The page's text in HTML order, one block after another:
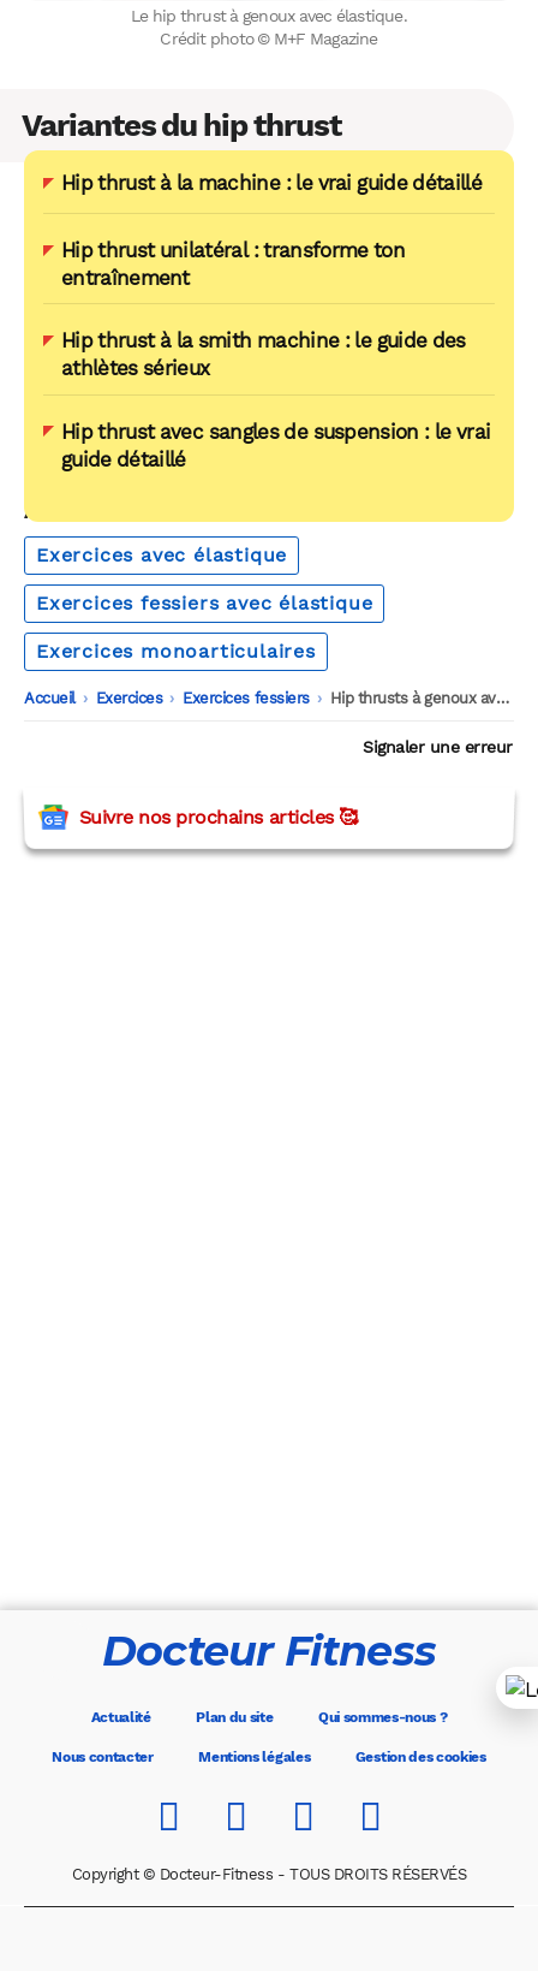
Le hip thrust à genoux avec élastique.
Crédit photo © M+F Magazine
Variantes du hip thrust
Hip thrust à la machine : le vrai guide détaillé
Hip thrust unilatéral : transforme ton
entraînement
Hip thrust à la smith machine : le guide des
athlètes sérieux
Hip thrust avec sangles de suspension : le vrai
guide détaillé
AUTOUR DU MÊME THÈME
Exercices avec élastique
Exercices fessiers avec élastique
Exercices monoarticulaires
Accueil -
Exercices -
Exercices fessiers -
Hip thrusts à genoux avec élastique
Signaler une erreur
Suivre nos prochains articles 🥰
Docteur Fitness
Actualité Plan du site Qui sommes-nous ?
Nous contacter Mentions légales Gestion des cookies
Copyright © Docteur-Fitness - TOUS DROITS RÉSERVÉS